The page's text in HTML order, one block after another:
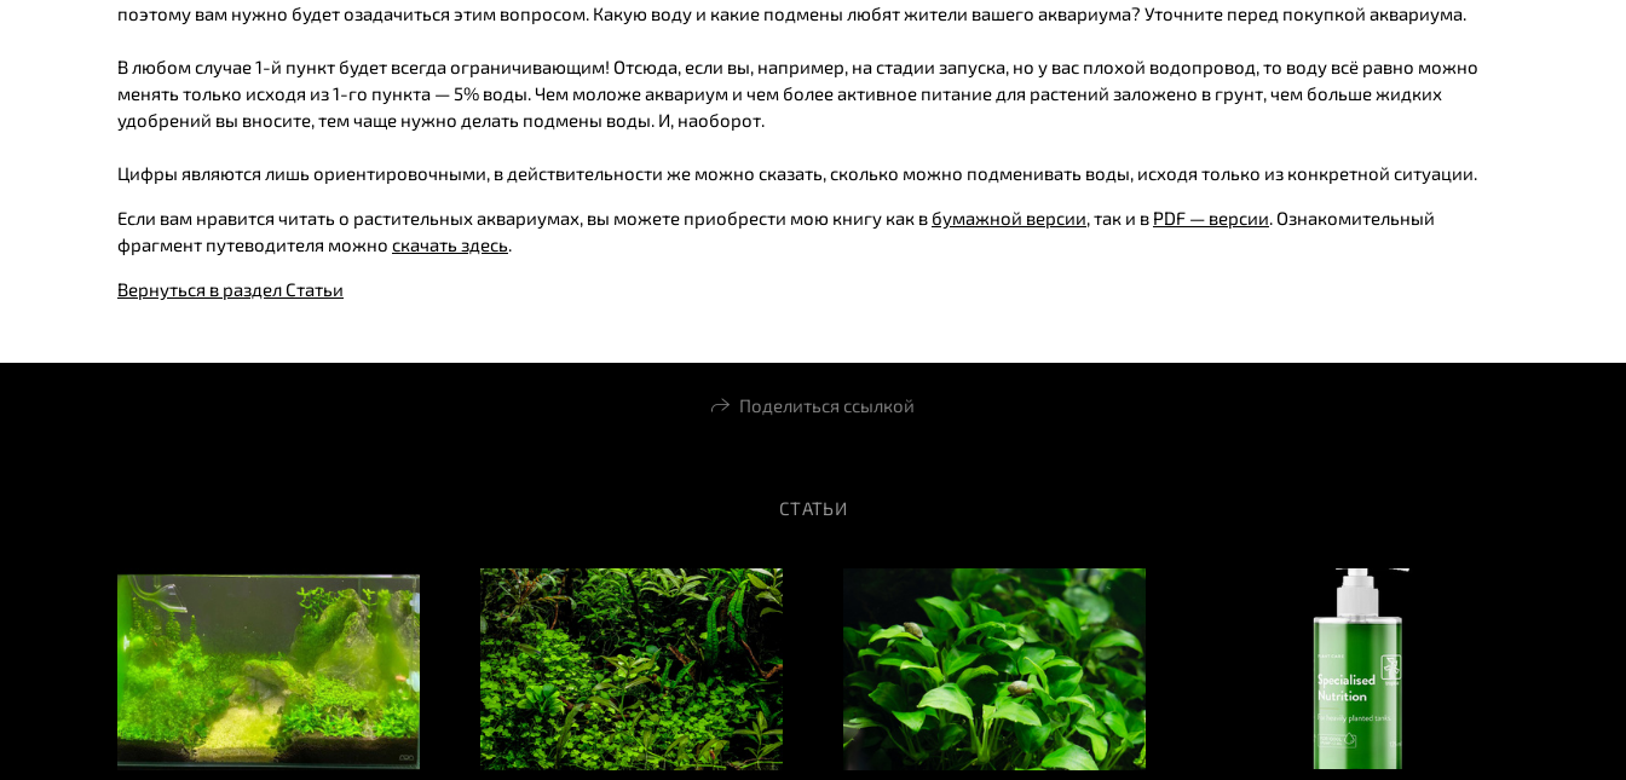
поэтому вам нужно будет озадачиться этим вопросом. Какую воду и какие подмены любят жители вашего аквариума? Уточните перед покупкой аквариума.
В любом случае 1-й пункт будет всегда ограничивающим! Отсюда, если вы, например, на стадии запуска, но у вас плохой водопровод, то воду всё равно можно
менять только исходя из 1-го пункта — 5% воды. Чем моложе аквариум и чем более активное питание для растений заложено в грунт, чем больше жидких
удобрений вы вносите, тем чаще нужно делать подмены воды. И, наоборот.
Цифры являются лишь ориентировочными, в действительности же можно сказать, сколько можно подменивать воды, исходя только из конкретной ситуации.
Если вам нравится читать о растительных аквариумах, вы можете приобрести мою книгу как в бумажной версии, так и в PDF — версии. Ознакомительный
фрагмент путеводителя можно скачать здесь.
Вернуться в раздел Статьи
Поделиться ссылкой
СТАТЬИ